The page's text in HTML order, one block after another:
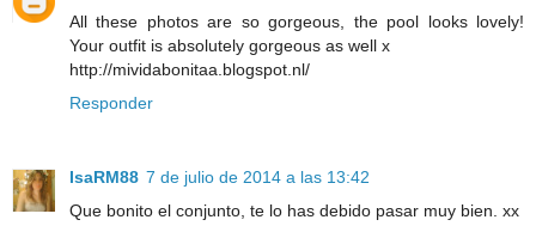
All these photos are so gorgeous, the pool looks lovely!
Your outfit is absolutely gorgeous as well x
http://mividabonitaa.blogspot.nl/
Responder
IsaRM88 7 de julio de 2014 a las 13:42
Que bonito el conjunto, te lo has debido pasar muy bien. xx